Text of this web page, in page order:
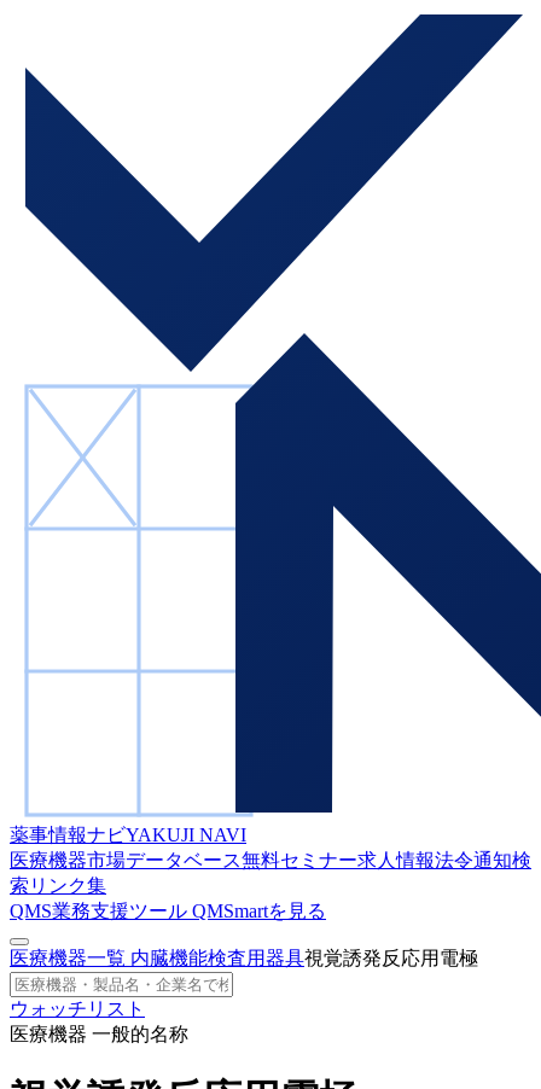
薬事情報ナビYAKUJI NAVI
医療機器市場データベース無料セミナー求人情報法令通知検
索 リンク集
QMS業務支援ツール QMSmartを見る
医療機器一覧 内臓機能検査用器具視覚誘発反応用電極
ウォッチリスト
医療機器 一般的名称